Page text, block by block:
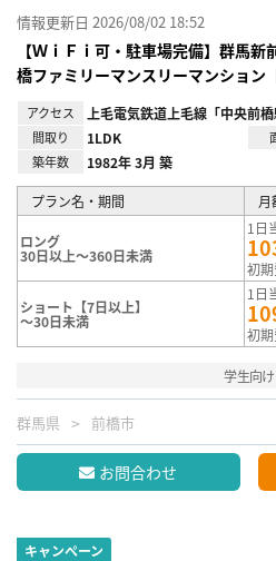
情報更新日 2026/08/02 18:52
【ＷｉＦｉ可・駐車場完備】群馬
橋ファミリーマンスリーマンション
アクセス 上毛電気鉄道上毛線「中央前橋
間取り 1LDK
築年数 1982年 3月 築
プラン名・期間 月
ロング
30日以上～360日未満
1日
初
ショート【7日以上】
～30日未満
1日
初
学生向け
群馬県 前橋市
お問合わせ
キャンペーン